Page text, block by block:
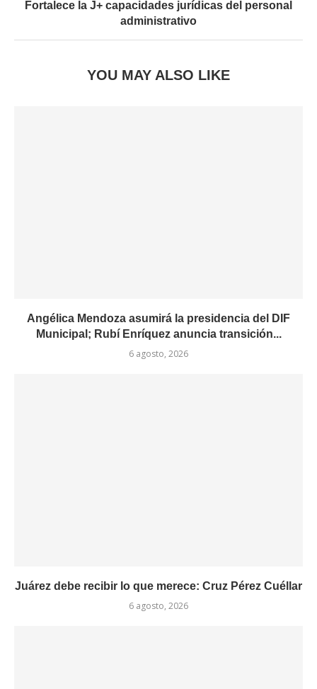
Fortalece la J+ capacidades jurídicas del personal
administrativo
YOU MAY ALSO LIKE
Angélica Mendoza asumirá la presidencia del DIF
Municipal; Rubí Enríquez anuncia transición...
6 agosto, 2026
Juárez debe recibir lo que merece: Cruz Pérez Cuéllar
6 agosto, 2026